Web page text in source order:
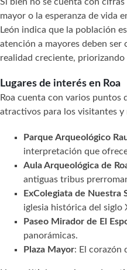
mayor o la esperanza de vida
León indica que la población
atención a mayores deben ser
realidad creciente,
Lugares de interés en Roa
Roa cuenta con varios puntos
atractivos para los visitantes y
Parque Arqueológico
interpretación que
Aula Arqueológica de
antiguas tribus
ExColegiata de Nuestra
iglesia histórica del siglo
Paseo Mirador de El
panorámicas.
Plaza Mayor: El corazón